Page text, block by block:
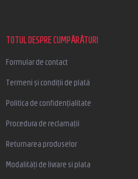
TOTUL DESPRE CUMPĂRĂTURI
Formular de contact
Termeni și condiții de plată
Politica de confidențialitate
Procedura de reclamații
Returnarea produselor
Modalități de livrare si plata